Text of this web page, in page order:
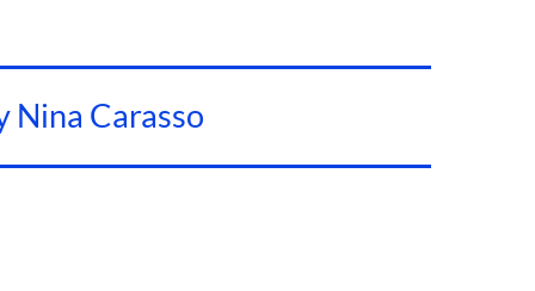
Nina Carasso